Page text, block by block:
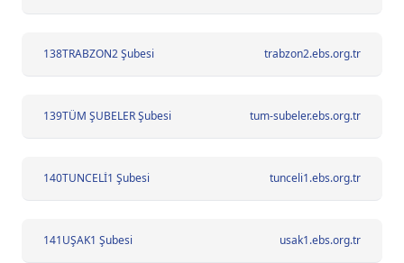
138TRABZON2 Şubesi trabzon2.ebs.org.tr
139TÜM ŞUBELER Şubesi tum-subeler.ebs.org.tr
140TUNCELİ1 Şubesi tunceli1.ebs.org.tr
141UŞAK1 Şubesi usak1.ebs.org.tr